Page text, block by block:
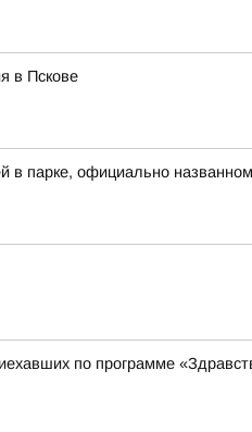
в Пскове
в парке, официально
по программе